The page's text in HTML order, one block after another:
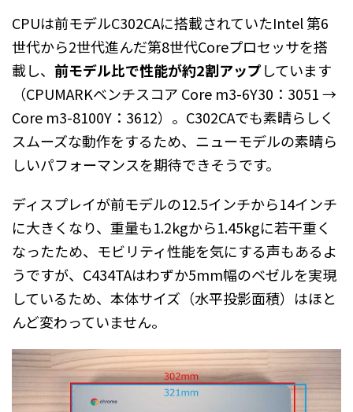
CPUは前モデルC302CAに搭載されていたIntel 第6
世代から2世代進んだ第8世代Coreプロセッサを搭
載し、 前モデル比で性能が約2割アップしています
（CPUMARKベンチスコア Core m3-6Y30：3051 →
Core m3-8100Y：3612）。C302CAでも素晴らしく
スムーズな動作をするため、ニューモデルの素晴ら
しいパフォーマンスを期待できそうです。
ディスプレイが前モデルの12.5インチから14インチ
に大きくなり、重量も1.2kgから1.45kgに若干重く
なったため、モビリティ性能を気にする声もあるよ
うですが、C434TAはわずか5mm幅のベゼルを実現
しているため、本体サイズ（水平投影面積）はほと
んど変わっていません。